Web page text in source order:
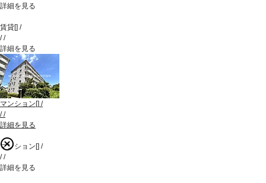
詳細を見る
賃貸[] /
//
詳細を見る
マンション[] /
//
詳細を見る
マンション[] /
//
詳細を見る